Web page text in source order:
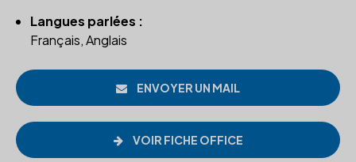
Langues parlées :
Français, Anglais
ENVOYER UN MAIL
VOIR FICHE OFFICE